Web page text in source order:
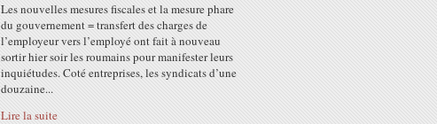
Les nouvelles mesures fiscales et la mesure phare
du gouvernement = transfert des charges de
l’employeur vers l’employé ont fait à nouveau
sortir hier soir les roumains pour manifester leurs
inquiétudes. Coté entreprises, les syndicats d’une
douzaine...
Lire la suite